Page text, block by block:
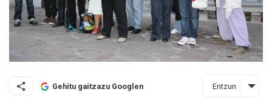
Gehitu gaitzazu Googlen Entzun